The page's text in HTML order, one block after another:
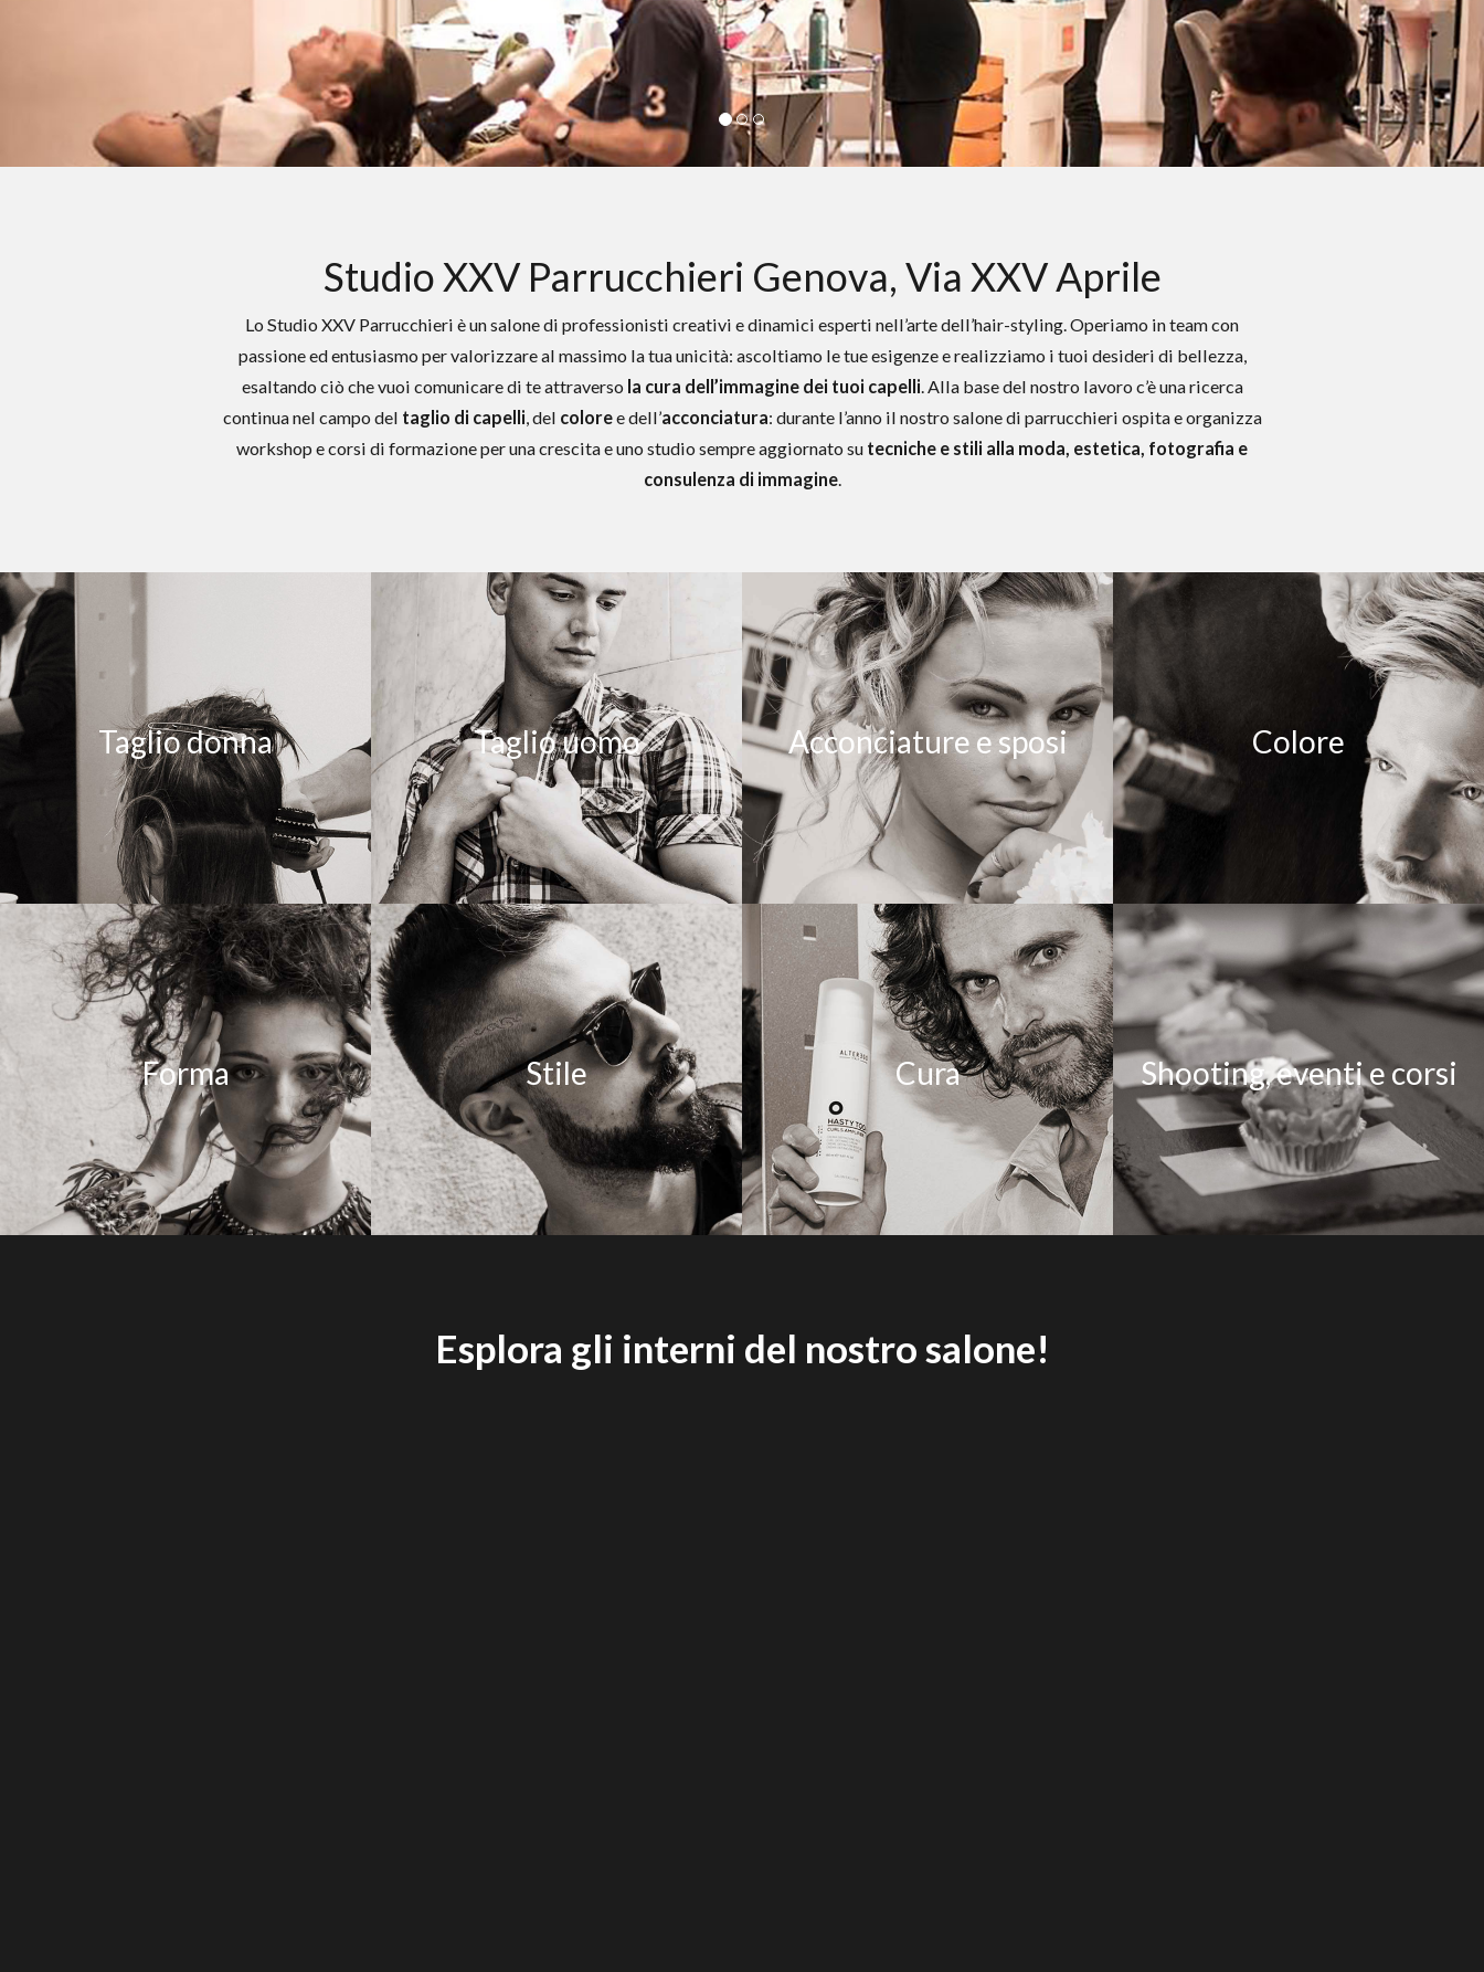
Studio XXV Parrucchieri Genova, Via XXV Aprile
Lo Studio XXV Parrucchieri è un salone di professionisti creativi e dinamici esperti nell’arte dell’hair-styling. Operiamo in team con
passione ed entusiasmo per valorizzare al massimo la tua unicità: ascoltiamo le tue esigenze e realizziamo i tuoi desideri di bellezza,
esaltando ciò che vuoi comunicare di te attraverso la cura dell’immagine dei tuoi capelli . Alla base del nostro lavoro c’è una ricerca
continua nel campo del taglio di capelli , del coloree dell’acconciatura: durante l’anno il nostro salone di parrucchieri ospita e organizza
workshop e corsi di formazioneper una crescita e uno studio sempre aggiornato su tecniche e stili alla moda, estetica, fotografia e
consulenza di immagine.
Taglio donna Taglio uomo Acconciature e sposi Colore
Forma Stile Cura Shooting, eventi e corsi
Esplora gli interni del nostro salone!